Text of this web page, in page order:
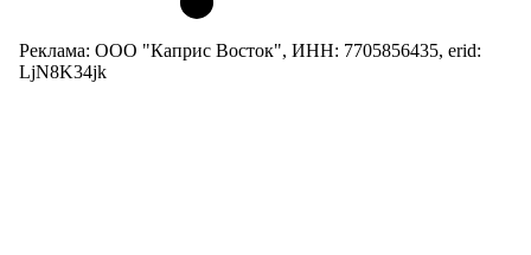
Реклама: ООО "Каприс Восток", ИНН: 7705856435, erid:
LjN8K34jk